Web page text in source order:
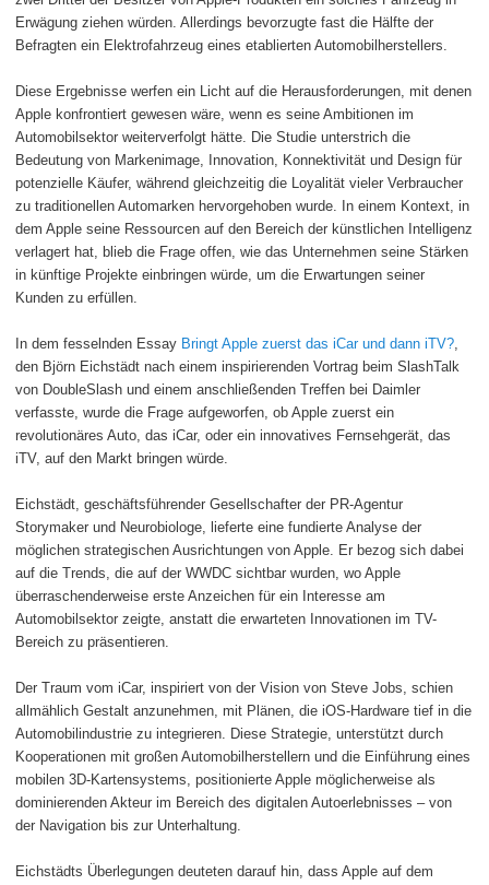
Erwägung ziehen würden. Allerdings bevorzugte fast die Hälfte der
Befragten ein Elektrofahrzeug eines etablierten Automobilherstellers.
Diese Ergebnisse werfen ein Licht auf die Herausforderungen, mit denen
Apple konfrontiert gewesen wäre, wenn es seine Ambitionen im
Automobilsektor weiterverfolgt hätte. Die Studie unterstrich die
Bedeutung von Markenimage, Innovation, Konnektivität und Design für
potenzielle Käufer, während gleichzeitig die Loyalität vieler Verbraucher
zu traditionellen Automarken hervorgehoben wurde. In einem Kontext, in
dem Apple seine Ressourcen auf den Bereich der künstlichen Intelligenz
verlagert hat, blieb die Frage offen, wie das Unternehmen seine Stärken
in künftige Projekte einbringen würde, um die Erwartungen seiner
Kunden zu erfüllen.
In dem fesselnden Essay Bringt Apple zuerst das iCar und dann iTV?
den Björn Eichstädt nach einem inspirierenden Vortrag beim SlashTalk
von DoubleSlash und einem anschließenden Treffen bei Daimler
verfasste, wurde die Frage aufgeworfen, ob Apple zuerst ein
revolutionäres Auto, das iCar, oder ein innovatives Fernsehgerät, das
iTV, auf den Markt bringen würde.
Eichstädt, geschäftsführender Gesellschafter der PR-Agentur
Storymaker und Neurobiologe, lieferte eine fundierte Analyse der
möglichen strategischen Ausrichtungen von Apple. Er bezog sich dabei
auf die Trends, die auf der WWDC sichtbar wurden, wo Apple
überraschenderweise erste Anzeichen für ein Interesse am
Automobilsektor zeigte, anstatt die erwarteten Innovationen im TV-
Bereich zu präsentieren.
Der Traum vom iCar, inspiriert von der Vision von Steve Jobs, schien
allmählich Gestalt anzunehmen, mit Plänen, die iOS-Hardware tief in die
Automobilindustrie zu integrieren. Diese Strategie, unterstützt durch
Kooperationen mit großen Automobilherstellern und die Einführung eines
mobilen 3D-Kartensystems, positionierte Apple möglicherweise als
dominierenden Akteur im Bereich des digitalen Autoerlebnisses – von
der Navigation bis zur Unterhaltung.
Eichstädts Überlegungen deuteten darauf hin, dass Apple auf dem